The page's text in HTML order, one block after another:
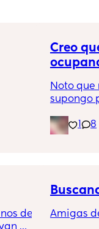
¡me
Creo
Noto que
supongo
enormes.8
de
Amigas